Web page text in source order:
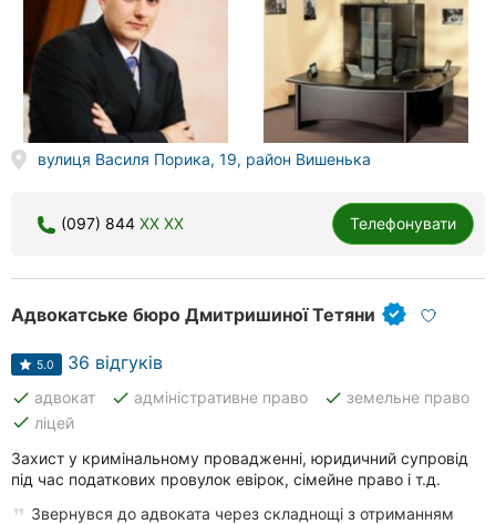
вулиця Василя Порика, 19, район Вишенька
(097) 844 XX XX Телефонувати
Адвокатське бюро Дмитришиної Тетяни
5.0 36 відгуків
done адвокат done адміністративне право done земельне право
done ліцей
Захист у кримінальному провадженні, юридичний супровід
під час податкових провулок евірок, сімейне право і т.д.
Звернувся до адвоката через складнощі з отриманням